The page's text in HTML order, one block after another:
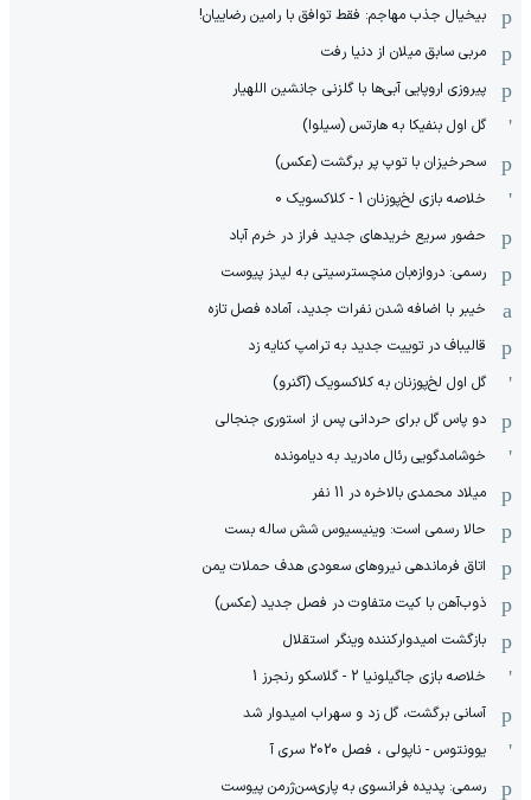
بیخیال جذب مهاجم: فقط توافق با رامین رضاییان!
مربی سابق میلان از دنیا رفت
پیروزی اروپایی آبی‌ها با گلزنی جانشین اللهیار
گل اول بنفیکا به هارتس (سیلوا)
سحرخیزان با توپ پر برگشت (عکس)
خلاصه بازی لخ‌پوزنان 1 - کلاکسویک 0
حضور سریع خریدهای جدید فراز در خرم آباد
رسمی: دروازه‌بان منچسترسیتی به لیدز پیوست
خیبر با اضافه شدن نفرات جدید، آماده فصل تازه
قالیباف در توییت جدید به ترامپ کنایه زد
گل اول لخ‌پوزنان به کلاکسویک (آگنرو)
دو پاس گل برای حردانی پس از استوری جنجالی
خوشامدگویی رئال مادرید به دیامونده
میلاد محمدی بالاخره در 11 نفر
حالا رسمی است: وینیسیوس شش ساله بست
اتاق فرماندهی نیروهای سعودی هدف حملات یمن
ذوب‌آهن با کیت متفاوت در فصل جدید (عکس)
بازگشت امیدوارکننده وینگر استقلال
خلاصه بازی جاگیلونیا 2 - گلاسکو رنجرز 1
آسانی برگشت، گل زد و سهراب امیدوار شد
یوونتوس - ناپولی ، فصل 2020 سری آ
رسمی: پدیده فرانسوی به پاری‌سن‌ژرمن پیوست